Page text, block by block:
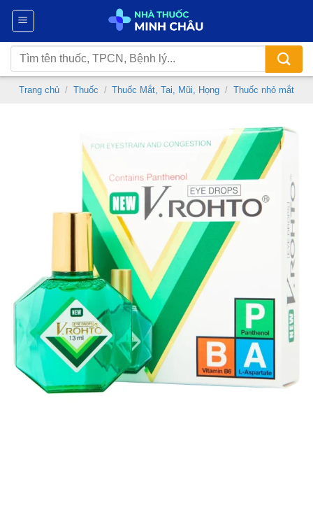
Chuyển
nội
dung
Tìm
kiếm:
Trang chủ / Thuốc / Thuốc Mắt, Tai, Mũi, Họng / Thuốc nhỏ mắt